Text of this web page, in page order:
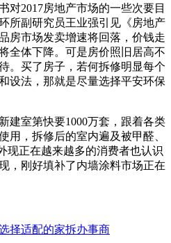
对2017房地产市场的一些次要目
所副研究员王业强引见《房地产
房市场发卖增速将回落，价钱走
全体下降。可是房价照旧居高不
。买了房子，若何拆修明显每个
设法，那就是尽量选择平安环保
室第快要1000万套，跟着各类
用，拆修后的室内遍及被甲醛、
现正在越来越多的消费者也认识
，刚好填补了内墙涂料市场正在
择适配的家拆办事商